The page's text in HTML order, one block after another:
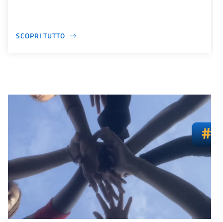
SCOPRI TUTTO